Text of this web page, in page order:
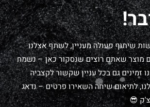
שיתוף פעולה מעניין, לשתף אצלנו
מוצר שאתם רוצים שנסקור כאן – נשמח
זמינים גם בכל עניין שקשור לקצביה
לתיאום שיחה השאירו פרטים – נדאג
😎